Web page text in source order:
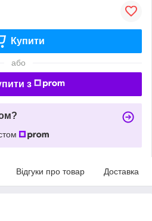
Купити
або
з
Відгуки про товар Доставка